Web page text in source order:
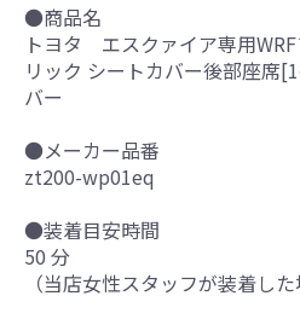
●商品名
トヨタ エスクァイア専用
リック シートカバー後部座席
バー
●メーカー品番
zt200-wp01eq
●装着目安時間
50 分
（当店女性スタッフが装着した